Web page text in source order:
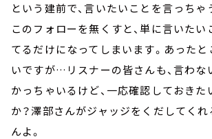
という建前で、言いたいことを言っちゃ
このフォローを無くすと、単に言いたい
てるだけになってしまいます。あった
いですが…リスナーの皆さんも、言わな
かっちゃいるけど、一応確認しておき
か？澤部さんがジャッジをくだしてく
んよ。